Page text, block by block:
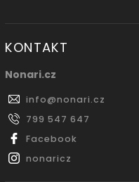
KONTAKT
Nonari.cz
info@nonari.cz
799 547 647
Facebook
nonaricz